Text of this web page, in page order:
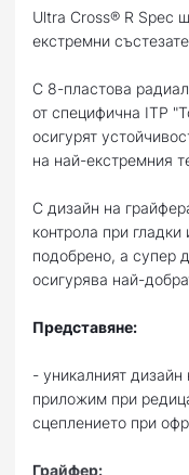
Ultra Cross® R Spec
екстремни
С 8-пластова
от специфична ITP
осигурят
на най-екстремния
С дизайн на
контрола при
подобрено, а супер
осигурява най-
Представяне:
- уникалният
приложим при
сцеплението при
Грайфер: